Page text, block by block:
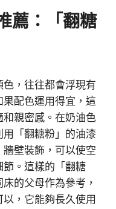
薦：「翻糖
，往往都會浮現有
配色運用得宜，這
親密感。在奶油色
「翻糖粉」的油漆
壁裝飾，可以使空
節。這樣的「翻糖
的父母作為參考，
，它能夠長久使用